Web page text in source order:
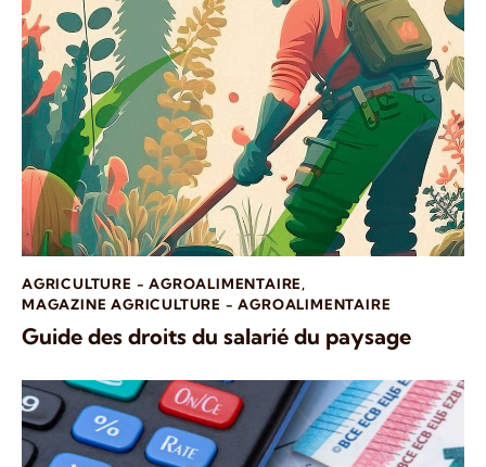
AGRICULTURE - AGROALIMENTAIRE,
MAGAZINE AGRICULTURE - AGROALIMENTAIRE
Guide des droits du salarié du paysage